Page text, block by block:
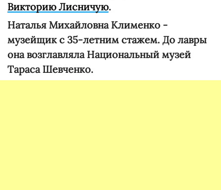
Викторию Лисничую.
Наталья Михайловна Клименко -
музейщик с 35-летним стажем. До лавры
она возглавляла Национальный музей
Тараса Шевченко.